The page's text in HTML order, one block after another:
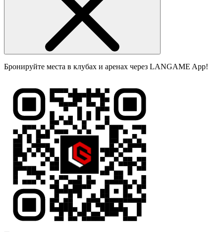
Бронируйте места в клубах и аренах через LANGAME App!